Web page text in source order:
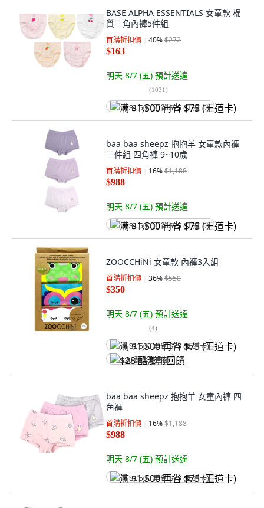
BASE ALPHA ESSENTIALS 女童款 棉
質三角內褲5件組
首購折扣價 40%$272
$163
明天 8/7 (五) 預計送達
(1031)
满 $1,500 再省 $75 (王道卡)
baa baa sheepz 抱抱羊 女童款內褲
三件組 四角褲 9~10歲
首購折扣價 16%$1,188
$988
明天 8/7 (五) 預計送達
满 $1,500 再省 $75 (王道卡)
ZOOCCHiNi 女童款 內褲3入組
首購折扣價 36%$550
$350
明天 8/7 (五) 預計送達
(4)
满 $1,500 再省 $75 (王道卡)
$28 酷澎幣回饋
baa baa sheepz 抱抱羊 女童內褲 四
角褲
首購折扣價 16%$1,188
$988
明天 8/7 (五) 預計送達
满 $1,500 再省 $75 (王道卡)